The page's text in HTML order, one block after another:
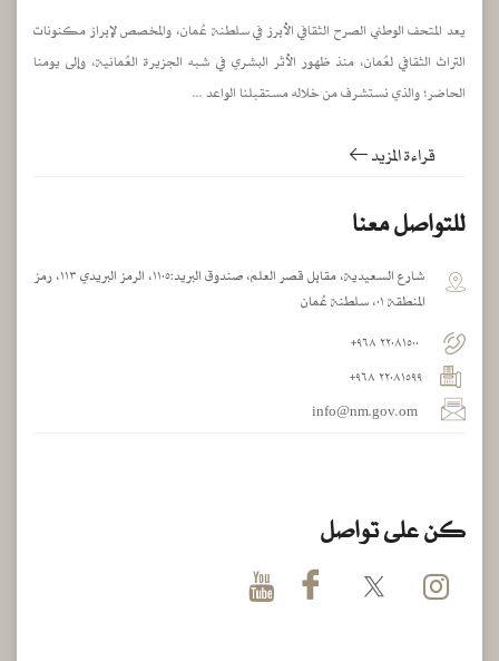
يعد المتحف الوطني الصرح الثقافي الأبرز في سلطنة عُمان، والمخصص لإبراز مكنونات
التراث الثقافي لعُمان، منذ ظهور الأثر البشري في شبه الجزيرة العُمانية، وإلى يومنا
الحاضر؛ والذي نستشرف من خلاله مستقبلنا الواعد ...
قراءة المزيد
للتواصل معنا
شارع السعيدية، مقابل قصر العلم، صندوق البريد:١١٠٥، الرمز البريدي ١١٣، رمز
المنطقة ٠١، سلطنة عُمان
كن على تواصل